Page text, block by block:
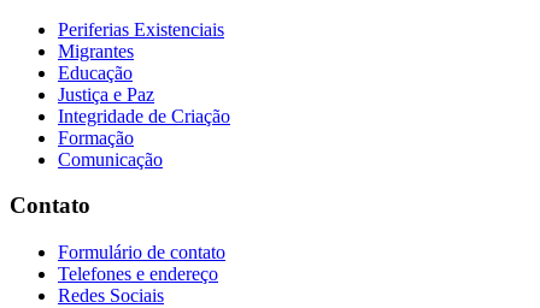
Periferias Existenciais
Migrantes
Educação
Justiça e Paz
Integridade de Criação
Formação
Comunicação
Contato
Formulário de contato
Telefones e endereço
Redes Sociais